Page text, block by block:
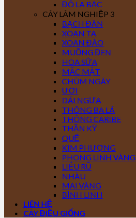
ĐÔ LA BẠC
CÂY LÂM NGHIỆP 3
BẠCH ĐÀN
XOAN TA
XOAN ĐÀO
MUỒNG ĐEN
HOA SỮA
MẮC MẬT
CHÙM NGÂY
ƯƠI
DÁI NGỰA
THÔNG BA LÁ
THÔNG CARIBE
THẦN KỲ
QUẾ
KIM PHƯỢNG
PHONG LINH VÀNG
LIỄU RŨ
NHÀU
MAI VÀNG
BÌNH LINH
LIÊN HỆ
CÂY ĐIỀU GIỐNG